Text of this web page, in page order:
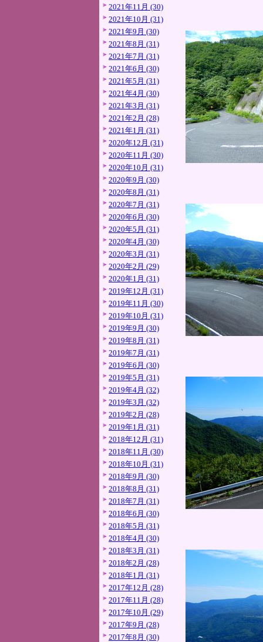
2021年11月 (30)
2021年10月 (31)
2021年9月 (30)
2021年8月 (31)
2021年7月 (31)
2021年6月 (30)
2021年5月 (31)
2021年4月 (30)
2021年3月 (31)
2021年2月 (28)
2021年1月 (31)
2020年12月 (31)
2020年11月 (30)
2020年10月 (31)
2020年9月 (30)
2020年8月 (31)
2020年7月 (31)
2020年6月 (30)
2020年5月 (31)
2020年4月 (30)
2020年3月 (31)
2020年2月 (29)
2020年1月 (31)
2019年12月 (31)
2019年11月 (30)
2019年10月 (31)
2019年9月 (30)
2019年8月 (31)
2019年7月 (31)
2019年6月 (30)
2019年5月 (31)
2019年4月 (32)
2019年3月 (32)
2019年2月 (28)
2019年1月 (31)
2018年12月 (31)
2018年11月 (30)
2018年10月 (31)
2018年9月 (30)
2018年8月 (31)
2018年7月 (31)
2018年6月 (30)
2018年5月 (31)
2018年4月 (30)
2018年3月 (31)
2018年2月 (28)
2018年1月 (31)
2017年12月 (28)
2017年11月 (28)
2017年10月 (29)
2017年9月 (28)
2017年8月 (30)